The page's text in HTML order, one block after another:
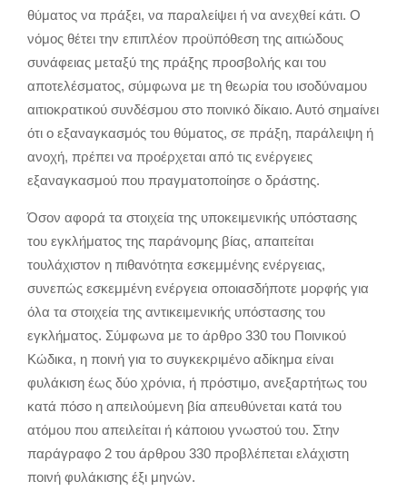
θύματος να πράξει, να παραλείψει ή να ανεχθεί κάτι. Ο
νόμος θέτει την επιπλέον προϋπόθεση της αιτιώδους
συνάφειας μεταξύ της πράξης προσβολής και του
αποτελέσματος, σύμφωνα με τη θεωρία του ισοδύναμου
αιτιοκρατικού συνδέσμου στο ποινικό δίκαιο. Αυτό σημαίνει
ότι ο εξαναγκασμός του θύματος, σε πράξη, παράλειψη ή
ανοχή, πρέπει να προέρχεται από τις ενέργειες
εξαναγκασμού που πραγματοποίησε ο δράστης.
Όσον αφορά τα στοιχεία της υποκειμενικής υπόστασης
του εγκλήματος της παράνομης βίας, απαιτείται
τουλάχιστον η πιθανότητα εσκεμμένης ενέργειας,
συνεπώς εσκεμμένη ενέργεια οποιασδήποτε μορφής για
όλα τα στοιχεία της αντικειμενικής υπόστασης του
εγκλήματος. Σύμφωνα με το άρθρο 330 του Ποινικού
Κώδικα, η ποινή για το συγκεκριμένο αδίκημα είναι
φυλάκιση έως δύο χρόνια, ή πρόστιμο, ανεξαρτήτως του
κατά πόσο η απειλούμενη βία απευθύνεται κατά του
ατόμου που απειλείται ή κάποιου γνωστού του. Στην
παράγραφο 2 του άρθρου 330 προβλέπεται ελάχιστη
ποινή φυλάκισης έξι μηνών.